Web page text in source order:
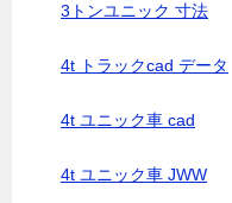
3トンユニック 寸法
4t トラックcad データ
4t ユニック車 cad
4t ユニック車 JWW